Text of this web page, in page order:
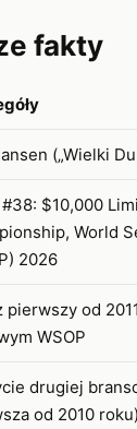
fakty
(„Wielki
$10,000
World
2026
pierwszy od
WSOP
drugiej
od 2010